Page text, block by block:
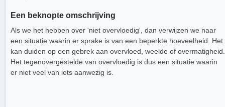
Een beknopte omschrijving
Als we het hebben over 'niet overvloedig', dan verwijzen we naar
een situatie waarin er sprake is van een beperkte hoeveelheid. Het
kan duiden op een gebrek aan overvloed, weelde of overmatigheid.
Het tegenovergestelde van overvloedig is dus een situatie waarin
er niet veel van iets aanwezig is.